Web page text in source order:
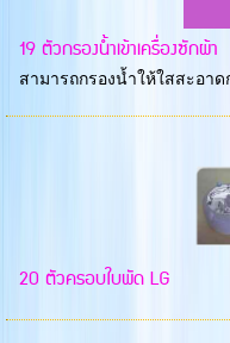
19 ตัวกรองน้ำเข้าเครื่องซักผ้า
สามารถกรองน้ำให้ใสสะอา
20 ตัวครอบใบพัด LG